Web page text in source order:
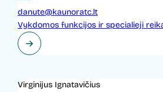
danute@kaunoratc.lt
Vykdomos funkcijos ir specialieji
Virginijus Ignatavičius